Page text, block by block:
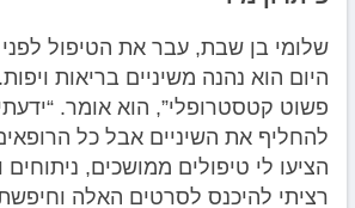
שלומי בן שבת, עבר את הטיפול
היום הוא נהנה משיניים בריאות
פשוט קטסטרופלי”, הוא אומר.
להחליף את השיניים אבל כל
הציעו לי טיפולים ממושכים,
רציתי להיכנס לסרטים האלה